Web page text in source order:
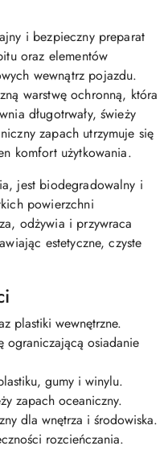
i bezpieczny preparat
oraz elementów
wewnątrz pojazdu.
warstwę ochronną, która
długotrwały, świeży
zapach utrzymuje się
komfort użytkowania.
jest biodegradowalny i
powierzchni
odżywia i przywraca
estetyczne, czyste
plastiki wewnętrzne.
ograniczającą osiadanie
gumy i winylu.
zapach oceaniczny.
dla wnętrza i środowiska.
rozcieńczania.